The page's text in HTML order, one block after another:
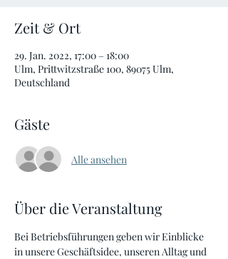
Zeit & Ort
29. Jan. 2022, 17:00 – 18:00
Ulm, Prittwitzstraße 100, 89075 Ulm,
Deutschland
Gäste
Alle ansehen
Über die Veranstaltung
Bei Betriebsführungen geben wir Einblicke
in unsere Geschäftsidee, unseren Alltag und